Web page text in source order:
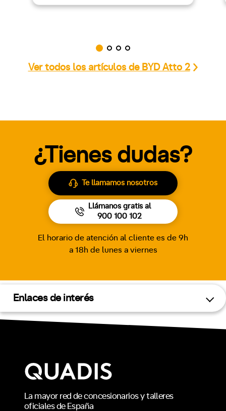
Ver todos los artículos de BYD Atto 2
¿Tienes dudas?
Te llamamos nosotros
Llámanos gratis al
900 100 102
El horario de atención al cliente es de 9h
a 18h de lunes a viernes
Enlaces de interés
La mayor red de concesionarios y talleres
oficiales de España